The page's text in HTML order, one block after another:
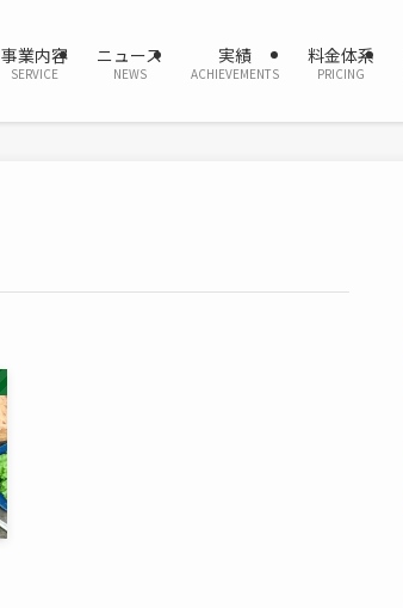
事業内容
SERVICE
ニュース
NEWS
実績
ACHIEVEMENTS
料金体系
PRICING